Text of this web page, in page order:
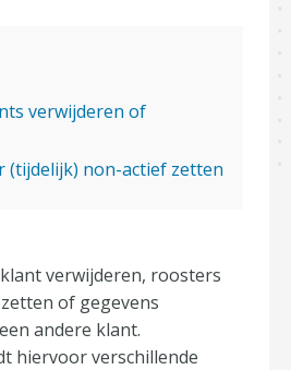
verwijderen of
(tijdelijk) non-actief zetten
verwijderen, roosters
of gegevens
andere klant.
hiervoor verschillende